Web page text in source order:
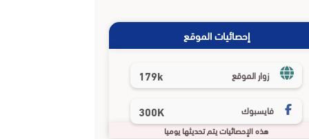
إحصائيات الموقع
زوار الموقع 179k
فايسبوك 300K
هذه الإحصائيات يتم تحديثها يوميا